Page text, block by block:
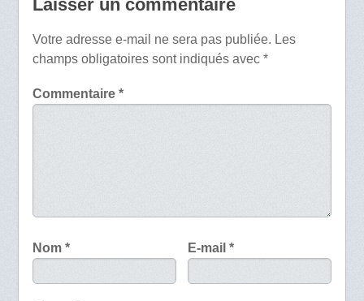
Laisser un commentaire
Votre adresse e-mail ne sera pas publiée. Les
champs obligatoires sont indiqués avec *
Commentaire *
Nom * E-mail*